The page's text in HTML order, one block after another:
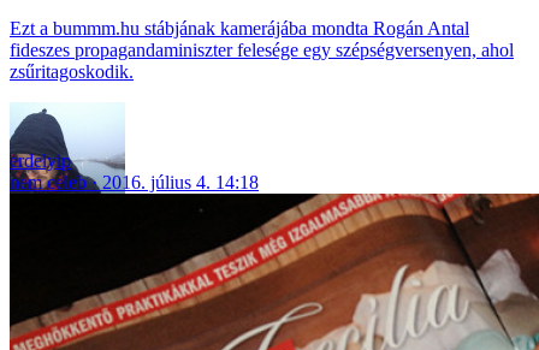
Ezt a bummm.hu stábjának kamerájába mondta Rogán Antal
fideszes propagandaminiszter felesége egy szépségversenyen, ahol
zsűritagoskodik.
erdelyip
nem celeb
2016. július 4. 14:18